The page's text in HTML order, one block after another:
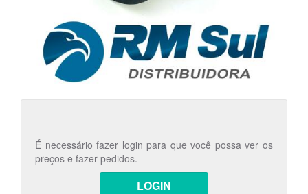
É necessário fazer login para que você possa ver os
preços e fazer pedidos.
LOGIN